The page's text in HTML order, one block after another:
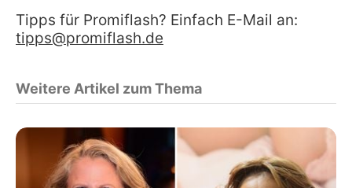
Tipps für Promiflash? Einfach E-Mail an:
tipps@promiflash.de
Weitere Artikel zum Thema